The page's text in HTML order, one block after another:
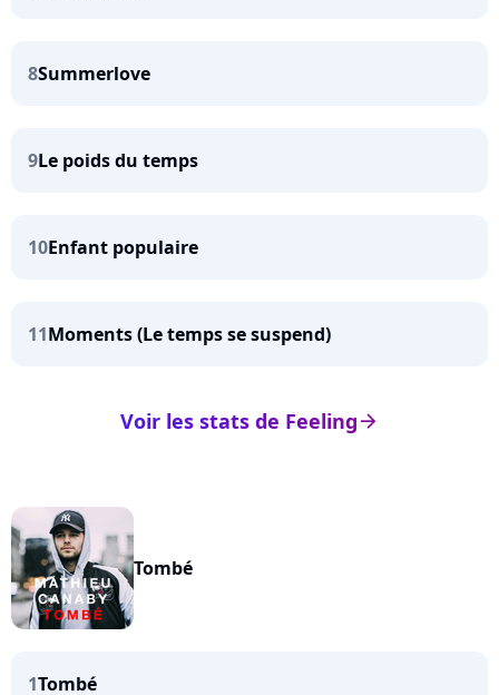
8Summerlove
9Le poids du temps
10Enfant populaire
11Moments (Le temps se suspend)
arrow_right
Voir les stats de Feeling
Tombé
1Tombé